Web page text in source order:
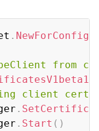
. NewForConfig
from
client
.
. Start ( )